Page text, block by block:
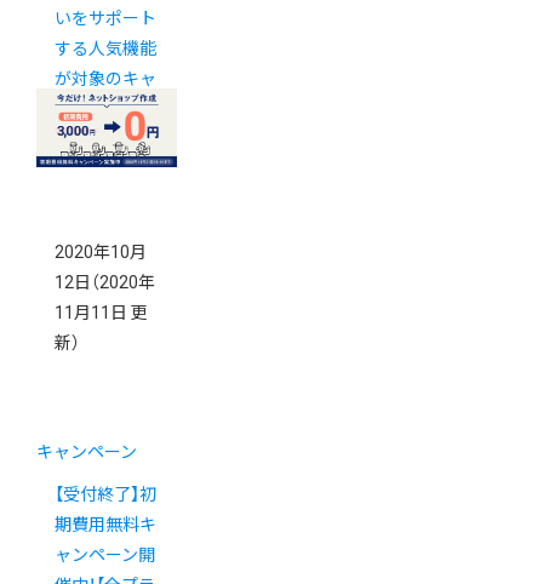
いをサポート
する人気機能
が対象のキャ
ンペーンを実
施中！
2020年10月
12日 （2020年
11月11日 更
新）
キャンペーン
【受付終了】初
期費用無料キ
ャンペーン開